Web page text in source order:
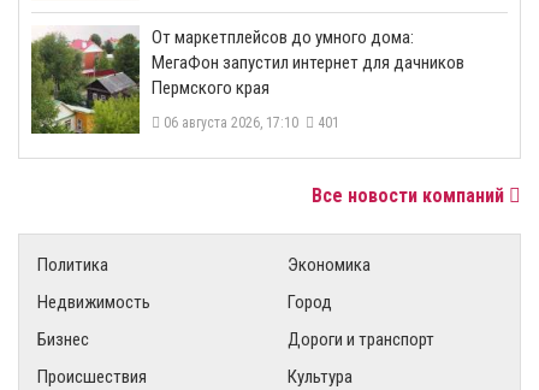
От маркетплейсов до умного дома:
МегаФон запустил интернет для дачников
Пермского края
06 августа 2026, 17:10 401
Все новости компаний
Политика
Экономика
Недвижимость
Город
Бизнес
Дороги и транспорт
Происшествия
Культура